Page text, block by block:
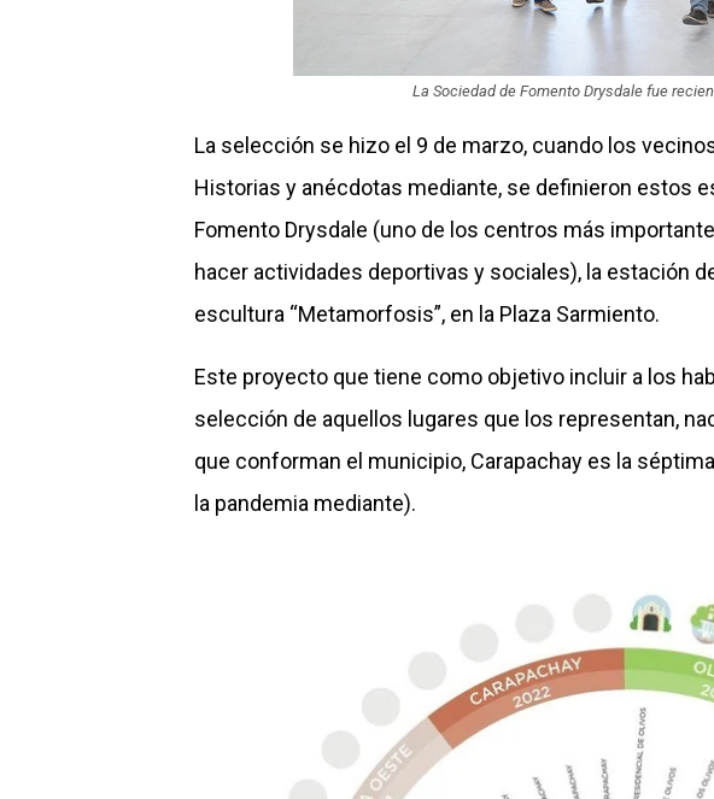
La Sociedad de Fomento Drysdale fue
La selección se hizo el 9 de marzo, cuando los
Historias y anécdotas mediante, se definieron estos
Fomento Drysdale (uno de los centros más
hacer actividades deportivas y sociales), la estación
escultura “Metamorfosis”, en la Plaza Sarmiento.
Este proyecto que tiene como objetivo incluir a los
selección de aquellos lugares que los representan,
que conforman el municipio, Carapachay es la
la pandemia mediante).